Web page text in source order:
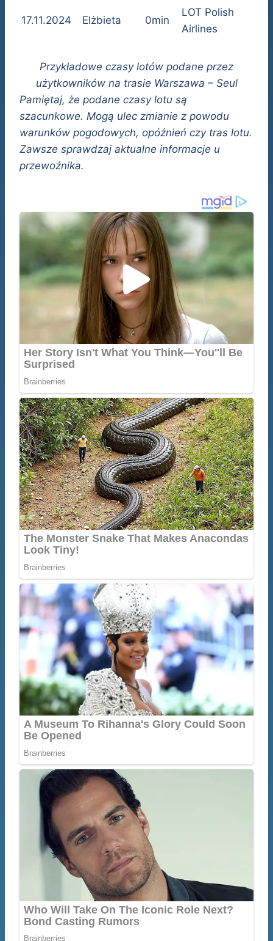
17.11.2024 Elżbieta 0min
LOT Polish
Airlines
Przykładowe czasy lotów podane przez
użytkowników na trasie Warszawa – Seul
Pamiętaj, że podane czasy lotu są
szacunkowe. Mogą ulec zmianie z powodu
warunków pogodowych, opóźnień czy tras lotu.
Zawsze sprawdzaj aktualne informacje u
przewoźnika.